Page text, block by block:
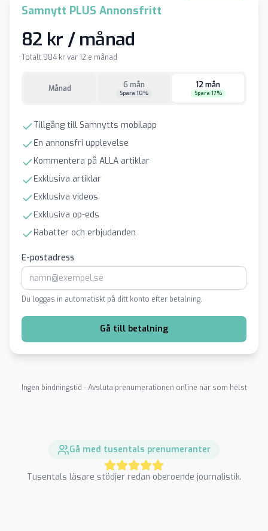
Samnytt PLUS Annonsfritt
82 kr / månad
Totalt 984 kr var 12:e månad
Månad 6 mån
Spara 10%
12 mån
Spara 17%
Tillgång till Samnytts mobilapp
En annonsfri upplevelse
Kommentera på ALLA artiklar
Exklusiva artiklar
Exklusiva videos
Exklusiva op-eds
Rabatter och erbjudanden
E-postadress
Du loggas in automatiskt på ditt konto efter betalning.
Gå till betalning
Ingen bindningstid - Avsluta prenumerationen online när som helst
Gå med tusentals prenumeranter
Tusentals läsare stödjer redan oberoende journalistik.